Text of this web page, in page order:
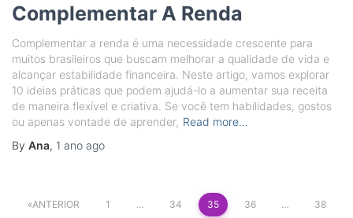
Complementar A Renda
Complementar a renda é uma necessidade crescente para
muitos brasileiros que buscam melhorar a qualidade de vida e
alcançar estabilidade financeira. Neste artigo, vamos explorar
10 ideias práticas que podem ajudá-lo a aumentar sua receita
de maneira flexível e criativa. Se você tem habilidades, gostos
ou apenas vontade de aprender, Read more…
By Ana, 1 ano ago
Paginação
ANTERIOR 1 … 34 35 36 …
38